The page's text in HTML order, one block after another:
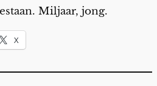
Miljaar, jong.
X